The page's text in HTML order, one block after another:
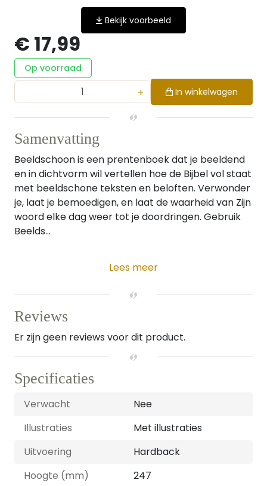
Bekijk voorbeeld
€ 17,99
Op voorraad
+ In winkelwagen
Samenvatting
Beeldschoon is een prentenboek dat je beeldend
en in dichtvorm wil vertellen hoe de Bijbel vol staat
met beeldschone teksten en beloften. Verwonder
je, laat je bemoedigen, en laat de waarheid van Zijn
woord elke dag weer tot je doordringen. Gebruik
Beelds...
Lees meer
Reviews
Er zijn geen reviews voor dit product.
Specificaties
Verwacht
Nee
Illustraties
Met illustraties
Uitvoering
Hardback
Hoogte (mm)
247